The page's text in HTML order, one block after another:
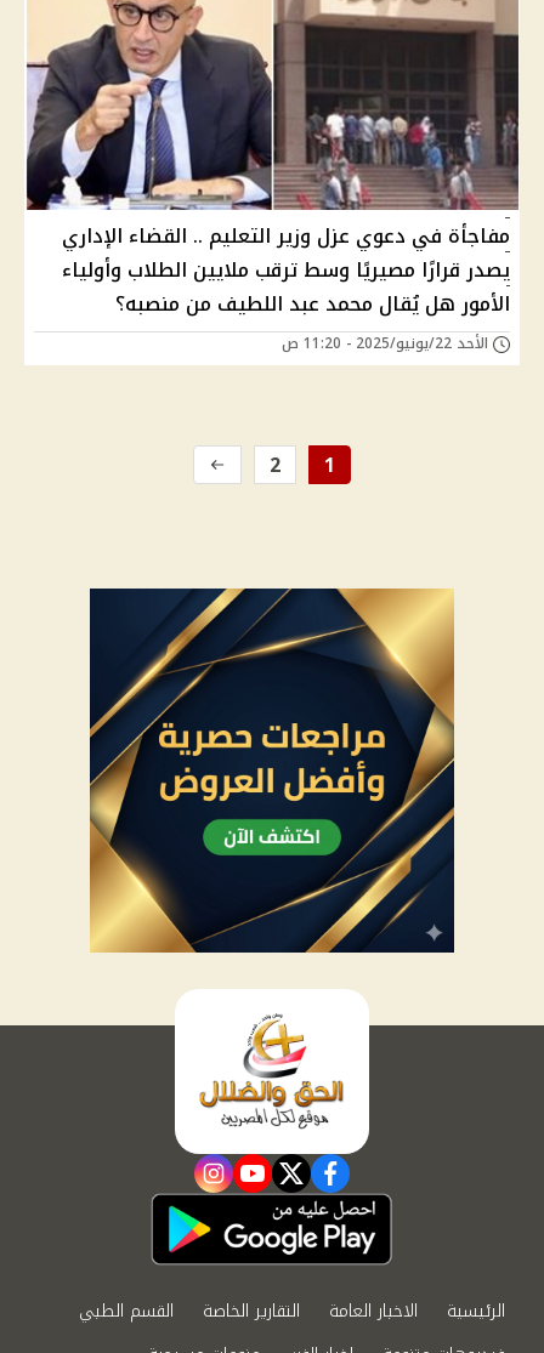
مفاجأة في دعوي عزل وزير التعليم .. القضاء الإداري
يصدر قرارًا مصيريًا وسط ترقب ملايين الطلاب وأولياء
الأمور هل يُقال محمد عبد اللطيف من منصبه؟
الأحد 22/يونيو/2025 - 11:20 ص
1
2
facebook
twitter
youtube
instagram
الرئيسية الاخبار العامة التقارير الخاصة
القسم الطبي